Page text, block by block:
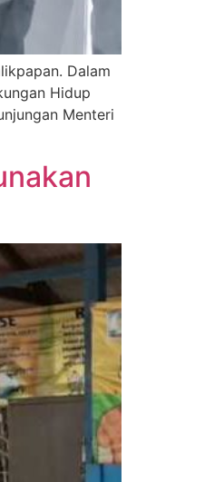
Dalam
Hidup
Menteri